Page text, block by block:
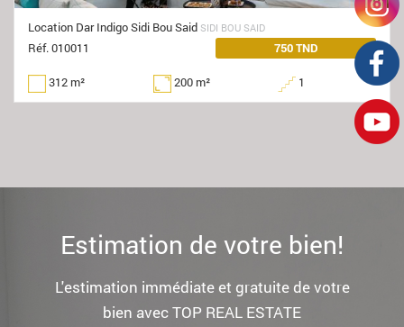
Location Dar Indigo Sidi Bou Said SIDI BOU SAID
Réf. 010011 750 TND
312 m² 200 m² 1
Estimation de votre bien!
L'estimation immédiate et gratuite de votre
bien avec TOP REAL ESTATE